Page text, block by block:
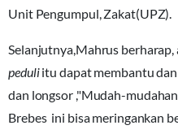
Unit Pengumpul, Zakat(UPZ).
Selanjutnya,Mahrus berharap,
peduliitu dapat membantu
dan longsor ,"Mudah-
Brebes ini bisa meringankan